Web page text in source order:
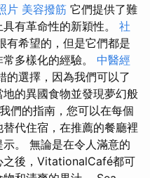
片 美容撥筋 它們提供了難
有革命性的新穎性。 社
有希望的，但是它們都是
多樣化的經驗。 中醫經
的選擇，因為我們可以了
的異國食物並發現夢幻般
們的指南，您可以在每個
代住宿，在推薦的餐廳裡
。 無論是在令人滿意的
之後，VitationalCafé都可